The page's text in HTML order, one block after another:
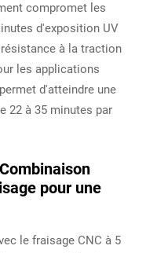
compromet les
d'exposition UV
à la traction
les applications
d'atteindre une
22 à 35 minutes par
pour une
le fraisage CNC à 5